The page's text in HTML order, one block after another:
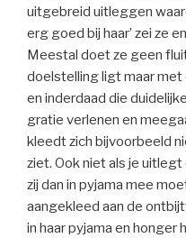
uitgebreid uitleggen
erg goed bij haar’ zei ze
Meestal doet ze geen
doelstelling ligt maar met
en inderdaad die
gratie verlenen en
kleedt zich bijvoorbeeld
ziet. Ook niet als je
zij dan in pyjama mee
aangekleed aan de
in haar pyjama en honger